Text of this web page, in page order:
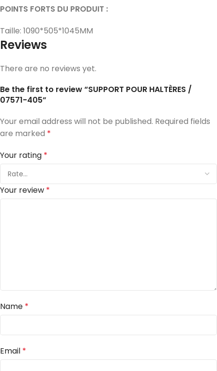
POINTS FORTS DU PRODUIT :
Taille: 1090*505*1045MM
Reviews
There are no reviews yet.
Be the first to review “SUPPORT POUR HALTÈRES /
07571-405”
Your email address will not be published. Required fields
are marked *
Your rating *
Your review *
Name *
Email *